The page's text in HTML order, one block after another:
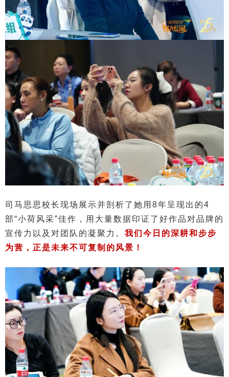
司马思思校长现场展示并剖析了她用8年呈现出的4
部“小荷风采”佳作，用大量数据印证了好作品对品牌的
宣传力以及对团队的凝聚力。 我们今日的深耕和步步
为营，正是未来不可复制的风景！